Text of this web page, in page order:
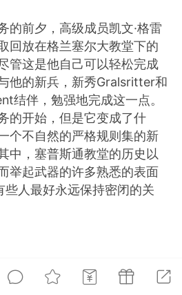
播
黑凤梨
户查看
的前夕，高级成员凯文·格雷
回放在格兰塞尔大教堂下的
管这是他自己可以轻松完成
他的新兵，新秀Gralsritter和
结伴，勉强地完成这一点。
的开始，但是它变成了什
个不自然的严格规则集的新
中，塞普斯通教堂的历史以
举起武器的许多熟悉的表面
人最好永远保持密闭的关
Trails in the Sky）已成为NPC
粉丝的最爱，而其最后一期